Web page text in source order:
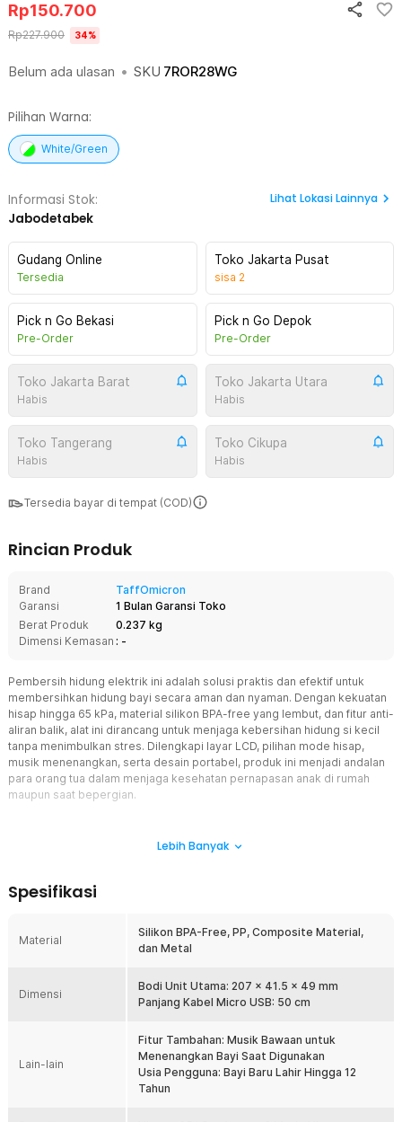
Belum ada ulasan • SKU 7ROR28WG
Rp150.700
Rp227.900 34%
Pilihan Warna:
White/Green
Informasi Stok:
Jabodetabek
Lihat Lokasi Lainnya
Gudang Online
Tersedia
Toko Jakarta Pusat
sisa 2
Pick n Go Bekasi
Pre-Order
Pick n Go Depok
Pre-Order
Toko Jakarta Barat
Habis
Toko Jakarta Utara
Habis
Toko Tangerang
Habis
Toko Cikupa
Habis
Tersedia bayar di tempat (COD)
Rincian Produk
Brand
TaffOmicron
Garansi
1 Bulan Garansi Toko
Berat Produk
0.237 kg
Dimensi Kemasan : -
Pembersih hidung elektrik ini adalah solusi praktis dan efektif untuk
membersihkan hidung bayi secara aman dan nyaman. Dengan kekuatan
hisap hingga 65 kPa, material silikon BPA-free yang lembut, dan fitur anti-
aliran balik, alat ini dirancang untuk menjaga kebersihan hidung si kecil
tanpa menimbulkan stres. Dilengkapi layar LCD, pilihan mode hisap,
musik menenangkan, serta desain portabel, produk ini menjadi andalan
para orang tua dalam menjaga kesehatan pernapasan anak di rumah
maupun saat bepergian.
membersihkan hidung bayi dari lendir ringan hingga yang kental
disesuaikan dengan kebutuhan dan kenyamanan bayi. Pembersihan
jadi lebih efektif tanpa perlu tenaga ekstra.
Terbuat dari silikon lembut yang bebas BPA, aman digunakan
langsung pada hidung bayi. Ujung hisapnya fleksibel dan tidak
pembersihan. Selain itu, bahan ini mudah dibersihkan dan awet
untuk penggunaan jangka panjang.
Desain Anti Aliran Balik
Sistem penyaringan canggih mencegah cairan kembali masuk ke
Lebih Banyak
Spesifikasi
Material
Silikon BPA-Free, PP, Composite Material,
dan Metal
Dimensi
Bodi Unit Utama: 207 x 41.5 x 49 mm
Panjang Kabel Micro USB: 50 cm
Lain-lain
Fitur Tambahan: Musik Bawaan untuk
Menenangkan Bayi Saat Digunakan
Usia Pengguna: Bayi Baru Lahir Hingga 12
Tahun